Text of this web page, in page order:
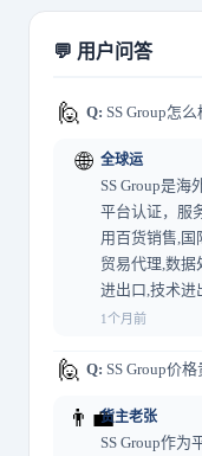
💬 用户问答
🙋 Q: SS Group怎么
🌐 全球运
SS Group是海
平台认证，服
用百货销售,国
贸易代理,数据
进出口,技术进
1个月前
🙋 Q: SS Group价
👨‍💼货主老张
SS Group作